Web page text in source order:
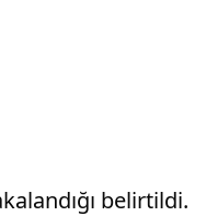
belirtildi.